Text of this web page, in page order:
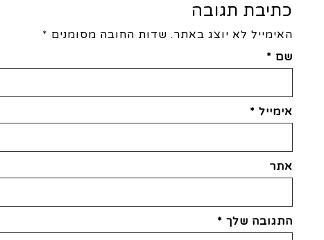
כתיבת תגובה
האימייל לא יוצג באתר. שדות החובה מסומנים *
שם *
אימייל *
אתר
התגובה שלך *